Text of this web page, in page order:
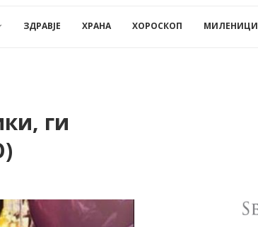
ЗДРАВЈЕ ХРАНА ХОРОСКОП МИЛЕНИЦИ
ги